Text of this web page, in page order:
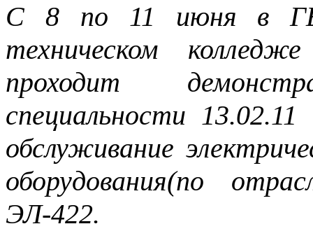
С 8 по 11 июня в
техническом
проходит
специальности 13.02.11
обслуживание
оборудования(по
ЭЛ-422.